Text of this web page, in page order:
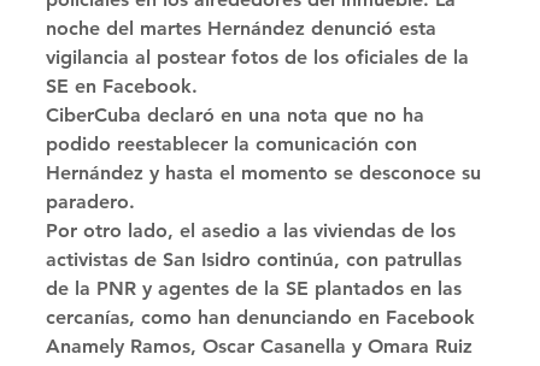
noche del martes Hernández denunció esta
vigilancia al postear fotos de los oficiales de la
SE en Facebook.
CiberCuba declaró en una nota que no ha
podido reestablecer la comunicación con
Hernández y hasta el momento se desconoce su
paradero.
Por otro lado, el asedio a las viviendas de los
activistas de San Isidro continúa, con patrullas
de la PNR y agentes de la SE plantados en las
cercanías, como han denunciando en Facebook
Anamely Ramos, Oscar Casanella y Omara Ruiz